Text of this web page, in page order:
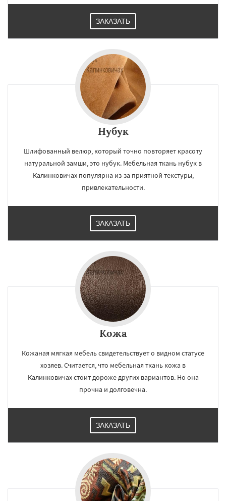
×
Буда-Кошелево
Ельск Житковичи
Туров Хойники
ЗАКАЗАТЬ
Нубук
Шлифованный велюр, который точно повторяет красоту
натуральной замши, это нубук. Мебельная ткань нубук в
Калинковичах популярна из-за приятной текстуры,
привлекательности.
ЗАКАЗАТЬ
Кожа
Кожаная мягкая мебель свидетельствует о видном статусе
хозяев. Считается, что мебельная ткань кожа в
Калинковичах стоит дороже других вариантов. Но она
прочна и долговечна.
ЗАКАЗАТЬ
УЗНАТЬ ПОДРОБНЕЕ ×
Даю согласие на обработку персональных данных